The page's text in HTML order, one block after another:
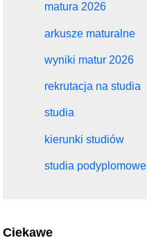
matura 2026
arkusze maturalne
wyniki matur 2026
rekrutacja na studia
studia
kierunki studiów
studia podyplomowe
Ciekawe